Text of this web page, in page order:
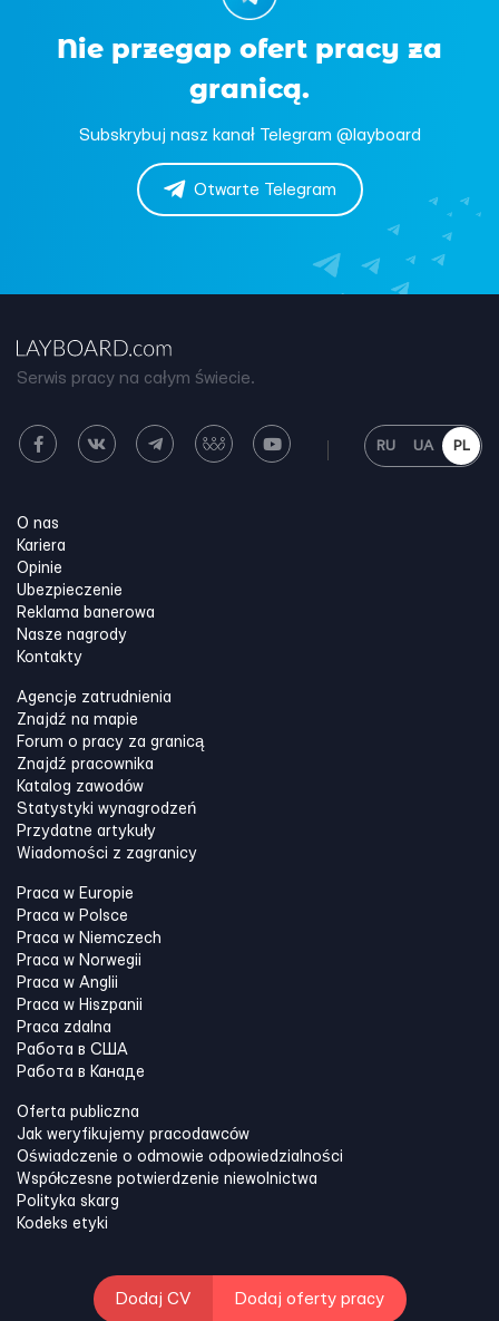
Nie przegap ofert pracy za
granicą.
Subskrybuj nasz kanał Telegram @layboard
Otwarte Telegram
Serwis pracy na całym świecie.
RU UA PL
O nas
Kariera
Opinie
Ubezpieczenie
Reklama banerowa
Nasze nagrody
Kontakty
Agencje zatrudnienia
Znajdź na mapie
Forum o pracy za granicą
Znajdź pracownika
Katalog zawodów
Statystyki wynagrodzeń
Przydatne artykuły
Wiadomości z zagranicy
Praca w Europie
Praca w Polsce
Praca w Niemczech
Praca w Norwegii
Praca w Anglii
Praca w Hiszpanii
Praca zdalna
Работа в США
Работа в Канадe
Oferta publiczna
Jak weryfikujemy pracodawców
Oświadczenie o odmowie odpowiedzialności
Współczesne potwierdzenie niewolnictwa
Polityka skarg
Kodeks etyki
Dodaj CV Dodaj oferty pracy